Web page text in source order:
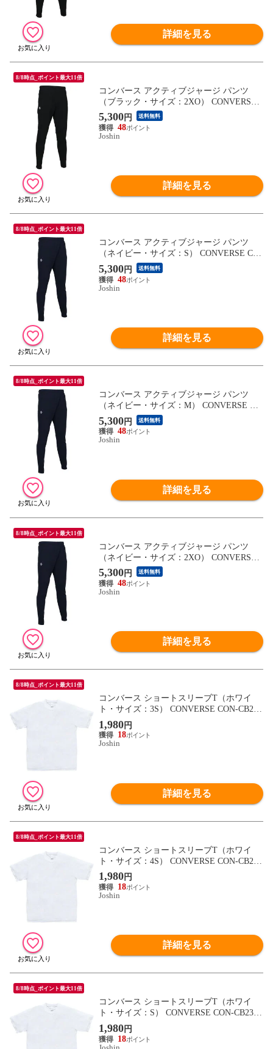
詳細を見る
8/8時点_ポイント最大11倍
コンバース アクティブジャージ パンツ
（ブラック・サイズ：2XO） CONVERSE
CN-CB231252-1900-2XO 【返品種別A】
5,300円 送料無料
48
Joshin
詳細を見る
8/8時点_ポイント最大11倍
コンバース アクティブジャージ パンツ
（ネイビー・サイズ：S） CONVERSE CO
N-CB231252-2900-S 【返品種別A】
5,300円 送料無料
48
Joshin
詳細を見る
8/8時点_ポイント最大11倍
コンバース アクティブジャージ パンツ
（ネイビー・サイズ：M） CONVERSE CO
N-CB231252-2900-M 【返品種別A】
5,300円 送料無料
48
Joshin
詳細を見る
8/8時点_ポイント最大11倍
コンバース アクティブジャージ パンツ
（ネイビー・サイズ：2XO） CONVERSE
CN-CB231252-2900-2XO 【返品種別A】
5,300円 送料無料
48
Joshin
詳細を見る
8/8時点_ポイント最大11倍
コンバース ショートスリーブT（ホワイ
ト・サイズ：3S） CONVERSE CON-CB231
323-1100-3S 【返品種別A】
1,980円
18
Joshin
詳細を見る
8/8時点_ポイント最大11倍
コンバース ショートスリーブT（ホワイ
ト・サイズ：4S） CONVERSE CON-CB231
323-1100-4S 【返品種別A】
1,980円
18
Joshin
詳細を見る
8/8時点_ポイント最大11倍
コンバース ショートスリーブT（ホワイ
ト・サイズ：S） CONVERSE CON-CB2313
23-1100-S 【返品種別A】
1,980円
18